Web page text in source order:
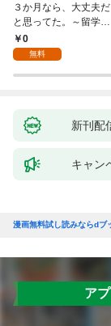
３か月なら、大丈夫だ
と思ってた。～留学し
た僕の留守中に、一途
な彼女が汚されるまで
0
無料
新刊配
キャン
漫画無料試し読みならdブ
ア